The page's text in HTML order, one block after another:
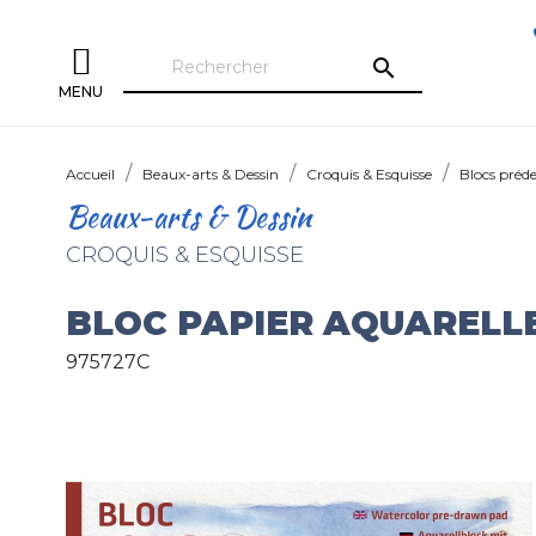
MENU
search
Accueil Beaux-arts & Dessin Croquis & Esquisse Blocs
Beaux-arts & Dessin
CROQUIS & ESQUISSE
BLOC PAPIER
975727C